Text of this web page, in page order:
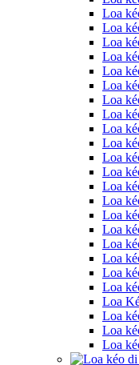
Loa
Loa
Loa
Loa
Loa
Loa
Loa
Loa
Loa
Loa
Loa
Loa
Loa
Loa
Loa
Loa
Loa
Loa
Loa
Loa
Loa
Loa
Loa
Loa